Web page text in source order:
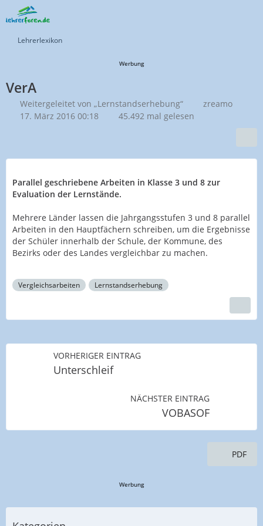
Lehrerlexikon
Werbung
VerA
Weitergeleitet von „Lernstandserhebung“
zreamo
17. März 2016 00:18
45.492 mal gelesen
Parallel geschriebene Arbeiten in Klasse 3 und 8 zur
Evaluation der Lernstände.
Mehrere Länder lassen die Jahrgangsstufen 3 und 8 parallel
Arbeiten in den Hauptfächern schreiben, um die Ergebnisse
der Schüler innerhalb der Schule, der Kommune, des
Bezirks oder des Landes vergleichbar zu machen.
Vergleichsarbeiten Lernstandserhebung
VORHERIGER EINTRAG
Unterschleif
NÄCHSTER EINTRAG
VOBASOF
PDF
Werbung